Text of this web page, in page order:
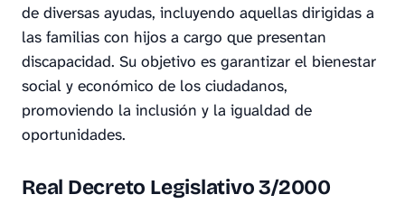
de diversas ayudas, incluyendo aquellas dirigidas a
las familias con hijos a cargo que presentan
discapacidad. Su objetivo es garantizar el bienestar
social y económico de los ciudadanos,
promoviendo la inclusión y la igualdad de
oportunidades.
Real Decreto Legislativo 3/2000